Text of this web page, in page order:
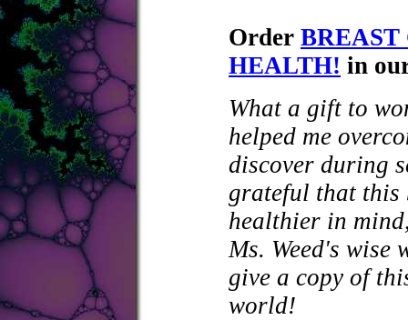
Order BREAST
HEALTH! in
What a gift to
helped me
discover during
grateful that this
healthier in
Ms. Weed's
give a copy of
world!